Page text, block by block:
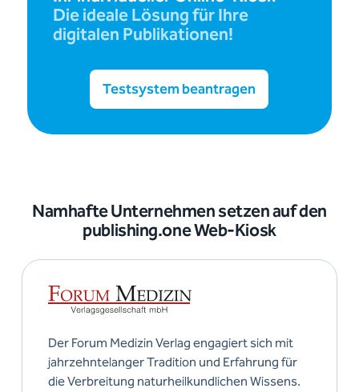
Die ideale Lösung für Ihre
digitalen Publikationen!
Testsystem beantragen
Namhafte Unternehmen setzen auf den
publishing.one Web-Kiosk
Der Forum Medizin Verlag engagiert sich mit
jahrzehntelanger Tradition und Erfahrung für
die Verbreitung naturheilkundlichen Wissens.